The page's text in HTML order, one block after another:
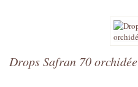
Drops Safran 70 orchidée